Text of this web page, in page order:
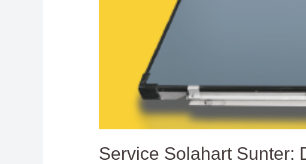
Service Solahart Sunter: